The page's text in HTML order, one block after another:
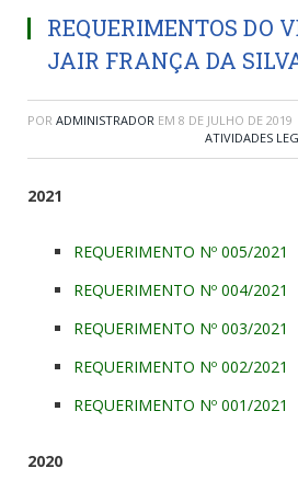
REQUERIMENTOS DO
JAIR FRANÇA DA
POR ADMINISTRADOR EM 8 DE JULHO DE 2019
ATIVIDADES
2021
REQUERIMENTO Nº 005/2021
REQUERIMENTO Nº 004/2021
REQUERIMENTO Nº 003/2021
REQUERIMENTO Nº 002/2021
REQUERIMENTO Nº 001/2021
2020